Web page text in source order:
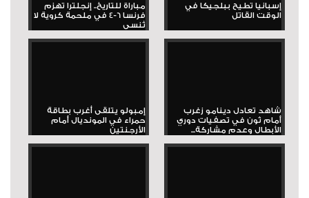
إسبانيا تطيح ببلجيكا في
الوقت القاتل
مباراة للتاريخ.. إنجلترا تهزم
فرنسا 6-4 في ملحمة كروية لا
تُنسى
شاهد تعادل دينامو زغرب
أمام ثون في تصفيات دوري
الأبطال وعدم مشاركة...
إمبولو يتلقى أغرب بطاقة
حمراء في المونديال أمام
الأرجنتين